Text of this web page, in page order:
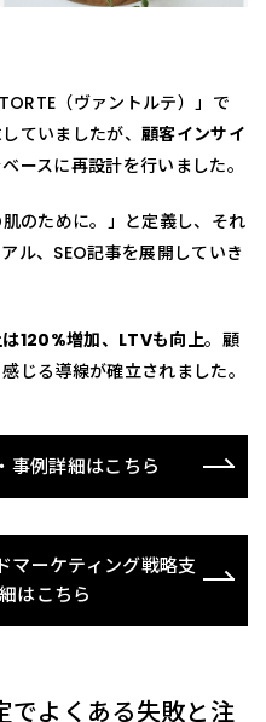
（ヴァントルテ）」で
ていましたが、顧客インサイ
ースに再設計を行いました。
のために。」と定義し、それ
ル、SEO記事を展開していき
120%増加、LTVも向上。顧
じる導線が確立されました。
例詳細はこちら
ーケティング戦略支
はこちら
でよくある失敗と注